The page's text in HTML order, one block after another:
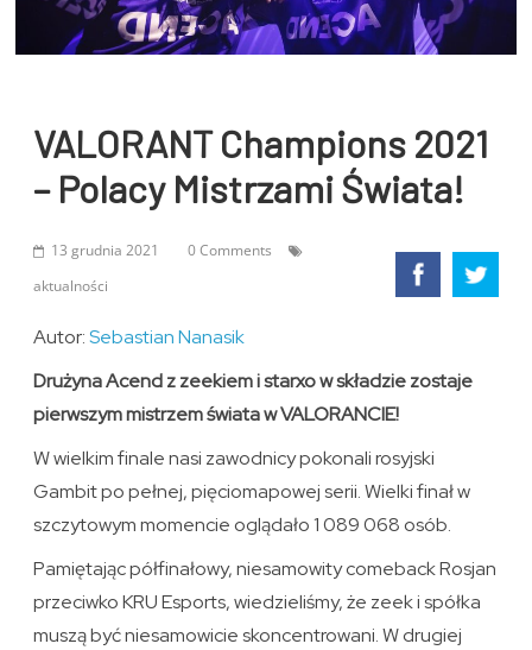
VALORANT Champions 2021
– Polacy Mistrzami Świata!
13 grudnia 2021
0 Comments
aktualności
Autor:Sebastian Nanasik
Drużyna Acend z zeekiem i starxo w składzie zostaje
pierwszym mistrzem świata w VALORANCIE!
W wielkim finale nasi zawodnicy pokonali rosyjski
Gambit po pełnej, pięciomapowej serii. Wielki finał w
szczytowym momencie oglądało 1 089 068 osób.
Pamiętając półfinałowy, niesamowity comeback Rosjan
przeciwko KRU Esports, wiedzieliśmy, że zeek i spółka
muszą być niesamowicie skoncentrowani. W drugiej